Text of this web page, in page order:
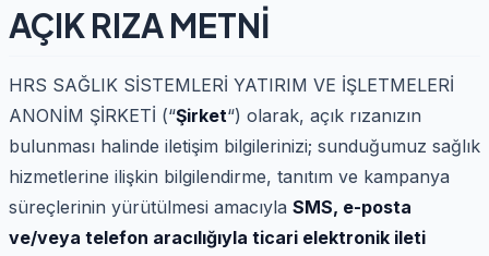
AÇIK RIZA METNİ
HRS SAĞLIK SİSTEMLERİ YATIRIM VE İŞLETMELERİ
ANONİM ŞİRKETİ (“Şirket“) olarak, açık rızanızın
bulunması halinde iletişim bilgilerinizi; sunduğumuz sağlık
hizmetlerine ilişkin bilgilendirme, tanıtım ve kampanya
süreçlerinin yürütülmesi amacıyla SMS, e-posta
ve/veya telefon aracılığıyla ticari elektronik ileti